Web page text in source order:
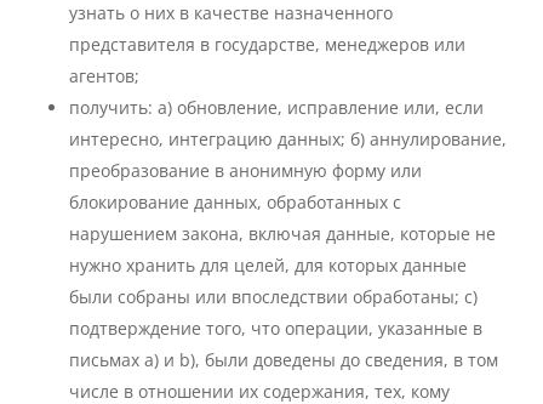
узнать о них в качестве назначенного
представителя в государстве, менеджеров или
агентов;
получить: а) обновление, исправление или, если
интересно, интеграцию данных; б) аннулирование,
преобразование в анонимную форму или
блокирование данных, обработанных с
нарушением закона, включая данные, которые не
нужно хранить для целей, для которых данные
были собраны или впоследствии обработаны; c)
подтверждение того, что операции, указанные в
письмах a) и b), были доведены до сведения, в том
числе в отношении их содержания, тех, кому